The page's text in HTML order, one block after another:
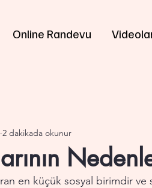
Online Randevu
2 dakikada okunur
en küçük sosyal birimdir ve